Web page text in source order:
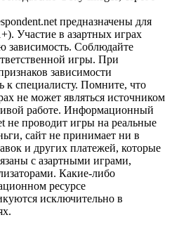
предназначены для
Участие в азартных играх
зависимость. Соблюдайте
игры. При
зависимости
к специалисту. Помните, что
не может являться источником
работе. Информационный
не проводит игры на реальные
сайт не принимает ни в
и других платежей, которые
с азартными играми,
Какие-либо
ресурсе
исключительно в